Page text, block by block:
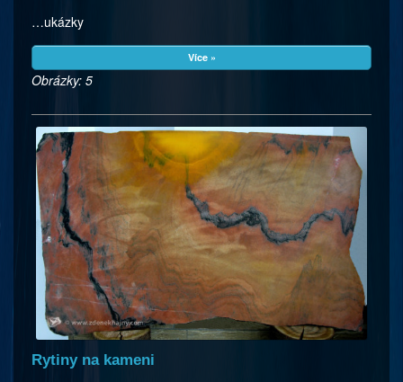
…ukázky
Více »
Obrázky: 5
Rytiny na kameni